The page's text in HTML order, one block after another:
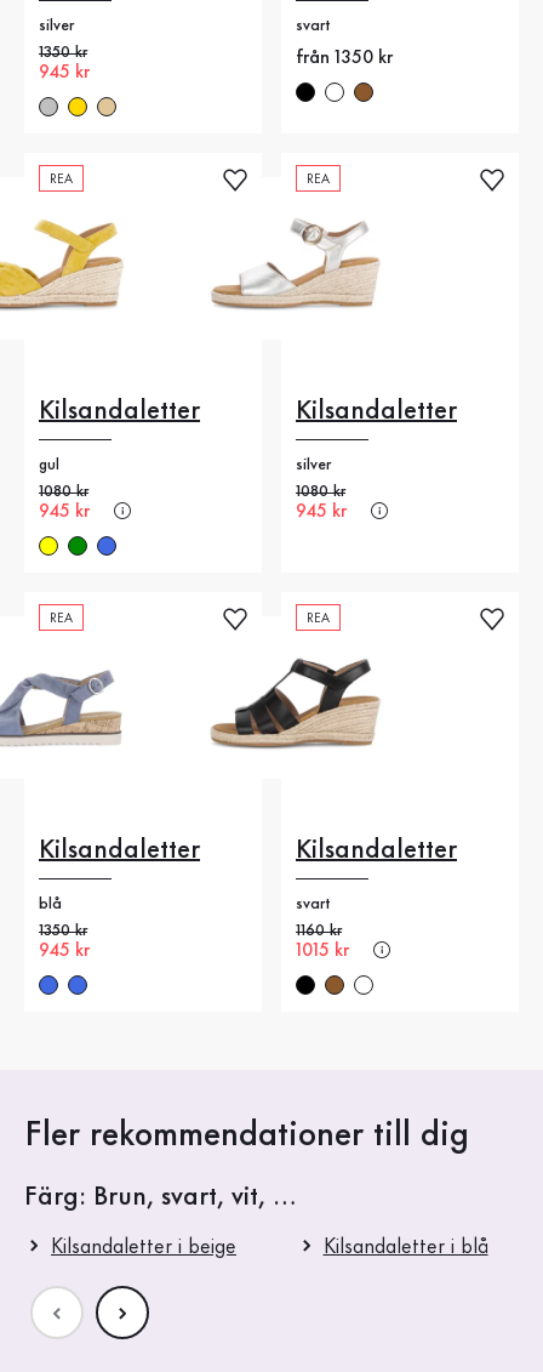
silver
Gammalt pris
1350 kr
Nytt pris
945 kr
svart
Nytt pris
från 1350 kr
REA
Kilsandaletter
gul
Gammalt pris
1080 kr
Nytt pris
945 kr
REA
Kilsandaletter
silver
Gammalt pris
1080 kr
Nytt pris
945 kr
REA
Kilsandaletter
blå
Gammalt pris
1350 kr
Nytt pris
945 kr
REA
Kilsandaletter
svart
Gammalt pris
1160 kr
Nytt pris
1015 kr
Fler rekommendationer till dig
Färg: Brun, svart, vit, …
Kilsandaletter i beige Kilsandaletter i blå